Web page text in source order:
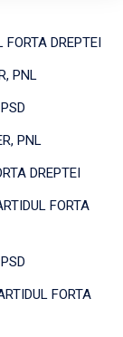
DREPTEI
PNL
PNL
DREPTEI
FORTA
FORTA